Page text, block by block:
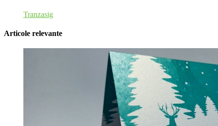
Tranzasig
Articole relevante